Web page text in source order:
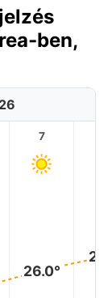
ben,
7
26.0°